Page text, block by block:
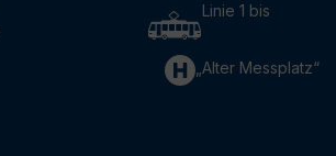
Linie 1 bis
„Alter Messplatz“